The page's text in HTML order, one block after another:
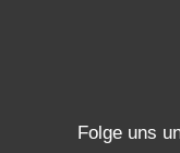
Folge uns